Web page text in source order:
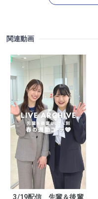
関連動画
3/19配信 先輩＆後輩